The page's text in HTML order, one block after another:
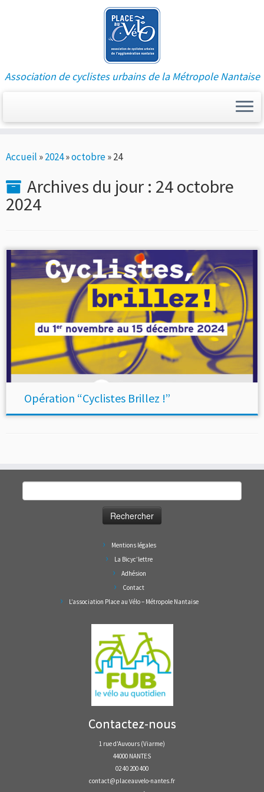
au
Association de cyclistes urbains de la Métropole Nantaise
Accueil »2024»octobre»24
Archives du jour : 24 octobre
2024
Opération “Cyclistes Brillez !”
Mentions légales
La Bicyc’lettre
Adhésion
Contact
L’association Place au Vélo – Métropole Nantaise
Contactez-nous
1 rue d'Auvours (Viarme)
44000 NANTES
02 40 200 400
contact@placeauvelo-nantes.fr